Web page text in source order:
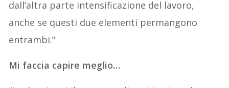
dall’altra parte intensificazione del lavoro,
anche se questi due elementi permangono
entrambi.”
Mi faccia capire meglio…